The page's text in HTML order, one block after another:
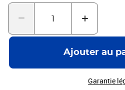
Ajouter au
Garantie